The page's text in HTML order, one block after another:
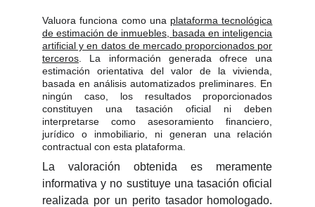
Valuora funciona como una plataforma tecnológica
de estimación de inmuebles, basada en inteligencia
artificial y en datos de mercado proporcionados por
terceros . La información generada ofrece una
estimación orientativa del valor de la vivienda,
basada en análisis automatizados preliminares. En
ningún caso, los resultados proporcionados
constituyen una tasación oficial ni deben
interpretarse como asesoramiento financiero,
jurídico o inmobiliario, ni generan una relación
contractual con esta plataforma.
La valoración obtenida es meramente
informativa y no sustituye una tasación oficial
realizada por un perito tasador homologado.